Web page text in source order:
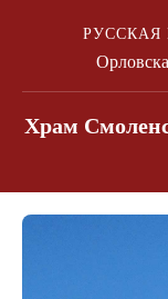
РУССКАЯ
Храм